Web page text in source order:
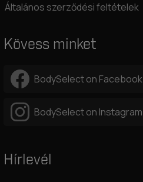
Általános szerződési feltételek
Kövess minket
BodySelect on Facebook
BodySelect on Instagram
Hírlevél